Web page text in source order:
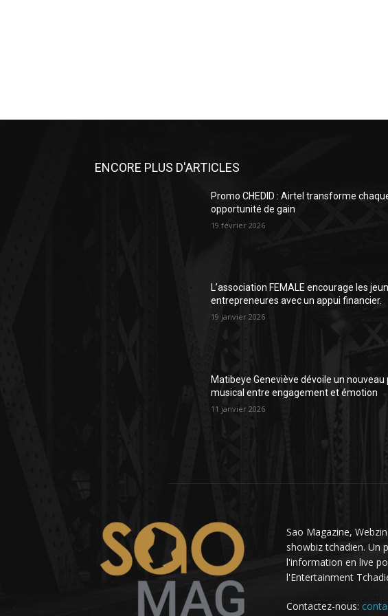
ENCORE PLUS D'ARTICLES
Promo CHEDID : Airtel transforme
opportunité de gain
19 février 2026
L’association FEMALE encourage les
entrepreneures avec un appui financier.
19 janvier 2026
Matibeye Geneviève dévoile un nouveau
musical entre engagement et émotion
11 janvier 2026
Sao Magazine,
showbiz tchadien. Un
l'information en live
l'Entertainment
Contactez-nous: